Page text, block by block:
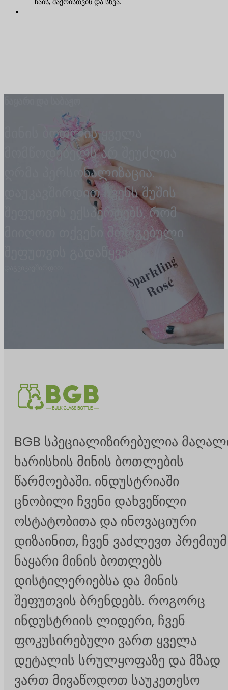
მინის ბოთლის ყველა
მომწოდებელს არ შეუძლია
ღრმა პერსონალიზაცია.
დაუკავშირდით ჩვენს შუშის
შეფუთვის ექსპერტებს, რომ
მიიღოთ თქვენი მორგებული
შეფუთვის გადაწყვეტა.
BGB სპეციალიზირებულია
ხარისხის მინის ბოთლების
წარმოებაში. ინდუსტრიაში
ცნობილი ჩვენი დახვეწილი
ოსტატობითა და ინოვაციური
დიზაინით, ჩვენ ვაძლევთ პრემიუმ
ნაყარი მინის ბოთლებს
დისტილერიებსა და მინის
შეფუთვის ბრენდებს. როგორც
ინდუსტრიის ლიდერი, ჩვენ
ფოკუსირებული ვართ ყველა
დეტალის სრულყოფაზე და მზად
ვართ მივაწოდოთ საუკეთესო